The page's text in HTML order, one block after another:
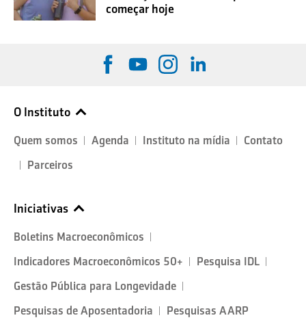
começar hoje
O Instituto
Quem somos Agenda Instituto na mídia
Contato
Parceiros
Iniciativas
Boletins Macroeconômicos
Indicadores Macroeconômicos 50+
Pesquisa IDL
Gestão Pública para Longevidade
Pesquisas de Aposentadoria
Pesquisas AARP